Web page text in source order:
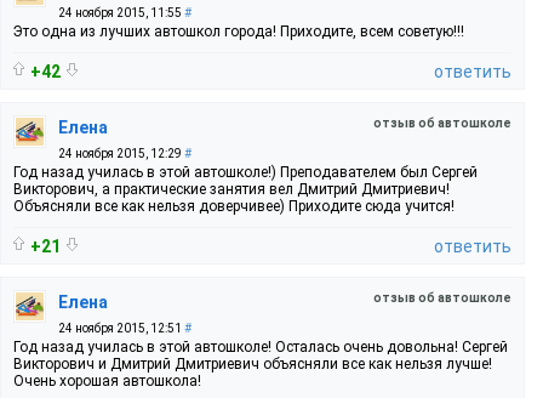
24 ноября 2015, 11:55 #
Это одна из лучших автошкол города! Приходите, всем советую!!!
+42 ответить
отзыв об автошколе
Елена
24 ноября 2015, 12:29 #
Год назад училась в этой автошколе!) Преподавателем был Сергей
Викторович, а практические занятия вел Дмитрий Дмитриевич!
Объясняли все как нельзя доверчивее) Приходите сюда учится!
+21 ответить
отзыв об автошколе
Елена
24 ноября 2015, 12:51 #
Год назад училась в этой автошколе! Осталась очень довольна! Сергей
Викторович и Дмитрий Дмитриевич объясняли все как нельзя лучше!
Очень хорошая автошкола!